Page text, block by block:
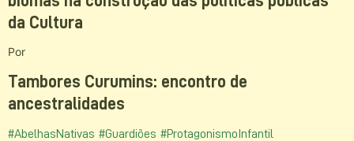
da Cultura
Por
Tambores Curumins: encontro de
ancestralidades
#AbelhasNativas #Guardiões #ProtagonismoInfantil